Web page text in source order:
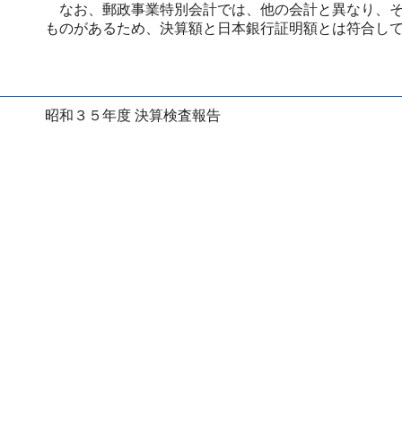
なお、郵政事業特別会計では、他の会計と異なり、
ものがあるため、決算額と日本銀行証明額とは符合し
昭和３５年度 決算検査報告